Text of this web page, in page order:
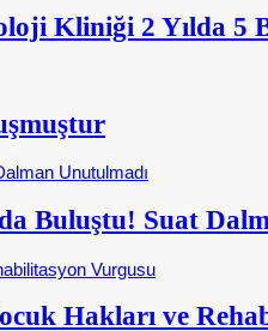
Kliniği 2 Yılda 5
Buluştu! Suat
Hakları ve